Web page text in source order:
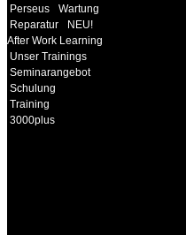
Perseus
Wartung
Reparatur
NEU!
After Work Learning
Unser Trainings
Seminarangebot
Schulung
Training
3000plus